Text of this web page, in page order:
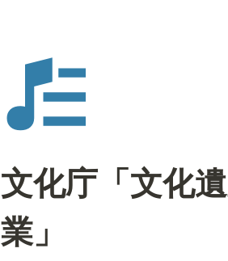
文化庁「文化
業」